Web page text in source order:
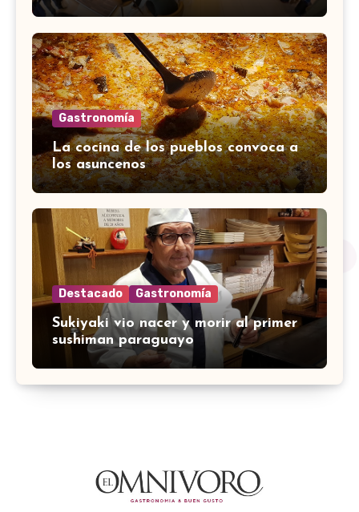
Gastronomía
La cocina de los pueblos convoca a
los asuncenos
Destacado Gastronomía
Sukiyaki vio nacer y morir al primer
sushiman paraguayo